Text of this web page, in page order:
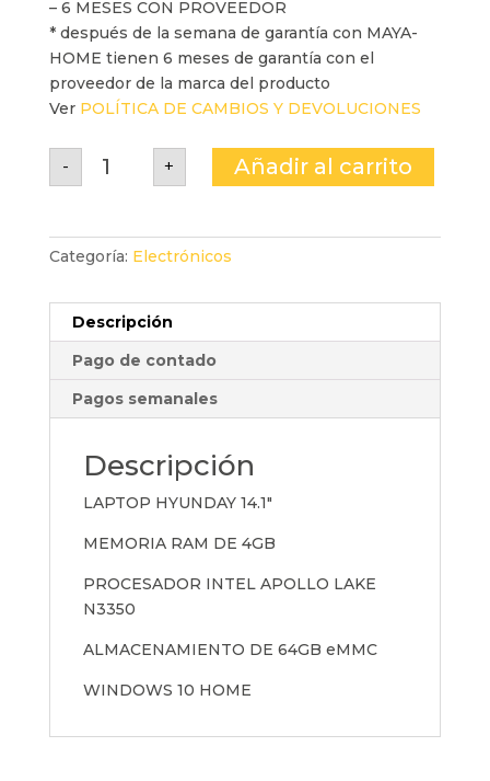
– 6 MESES CON PROVEEDOR
* después de la semana de garantía con MAYA-
HOME tienen 6 meses de garantía con el
proveedor de la marca del producto
Ver POLÍTICA DE CAMBIOS Y DEVOLUCIONES
-
Laptop
HYUNDAI
cantidad
+ Añadir al carrito
Categoría: Electrónicos
Descripción
Pago de contado
Pagos semanales
Descripción
LAPTOP HYUNDAY 14.1″
MEMORIA RAM DE 4GB
PROCESADOR INTEL APOLLO LAKE
N3350
ALMACENAMIENTO DE 64GB eMMC
WINDOWS 10 HOME